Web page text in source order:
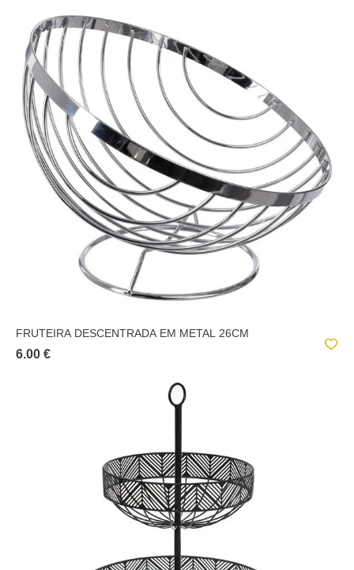
FRUTEIRA DESCENTRADA EM METAL 26CM
6.00 €